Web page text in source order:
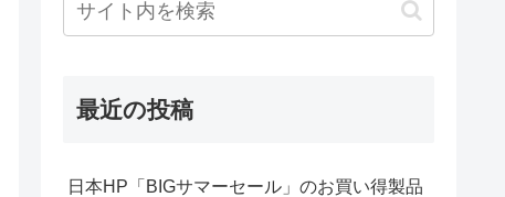
最近の投稿
日本HP「BIGサマーセール」のお買い得製品